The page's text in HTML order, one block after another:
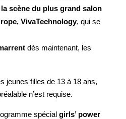
scène du plus grand salon
VivaTechnology, qui se
dès maintenant, les
jeunes filles de 13 à 18 ans,
n’est requise.
spécial girls’ power